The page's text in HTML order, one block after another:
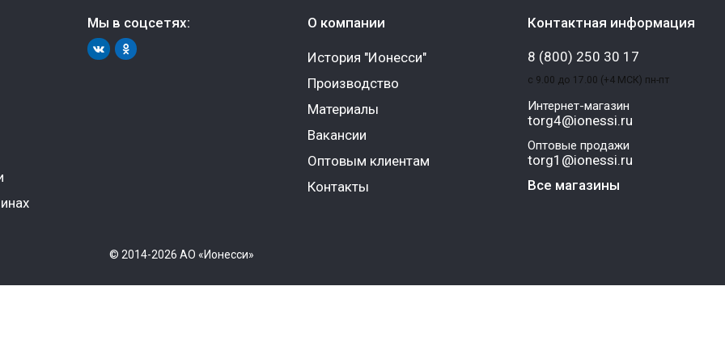
Мы в соцсетях: О компании
История "Ионесси"
Производство
Материалы
Вакансии
Оптовым клиентам
Контакты
Контактная информация
8 (800) 250 30 17
с 9.00 до 17.00 (+4 МСК) пн-пт
Интернет-магазин
torg4@ionessi.ru
Оптовые продажи
torg1@ionessi.ru
Все магазины
© 2014-2026 АО «Ионесси»